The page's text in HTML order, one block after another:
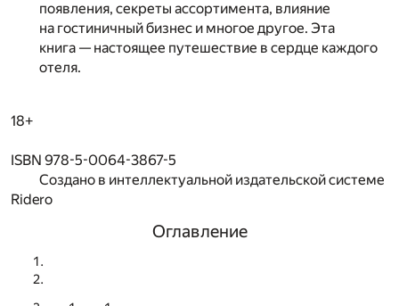
появления, секреты ассортимента, влияние
на гостиничный бизнес и многое другое. Эта
книга — настоящее путешествие в сердце каждого
отеля.
18+
ISBN 978-5-0064-3867-5
Создано в интеллектуальной издательской системе
Ridero
Оглавление